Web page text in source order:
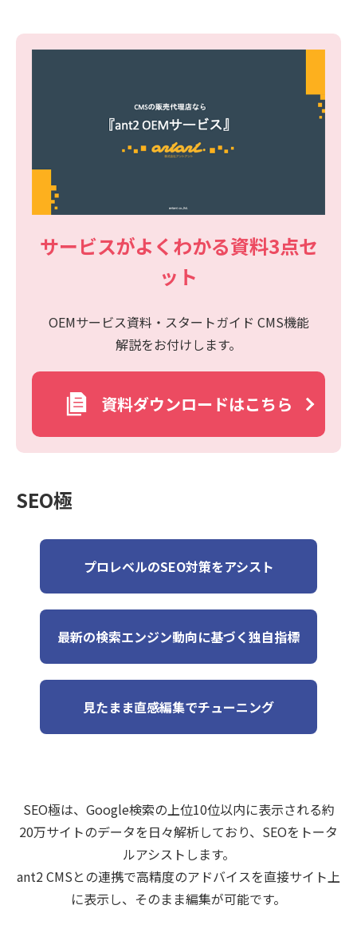
サービスがよくわかる資料3点セ
ット
OEMサービス資料・スタートガイド CMS機能
解説をお付けします。
資料ダウンロードはこちら
SEO極
プロレベルのSEO対策をアシスト
最新の検索エンジン動向に基づく独自指標
見たまま直感編集でチューニング
SEO極は、Google検索の上位10位以内に表示される約
20万サイトのデータを日々解析しており、SEOをトータ
ルアシストします。
ant2 CMSとの連携で高精度のアドバイスを直接サイト上
に表示し、そのまま編集が可能です。